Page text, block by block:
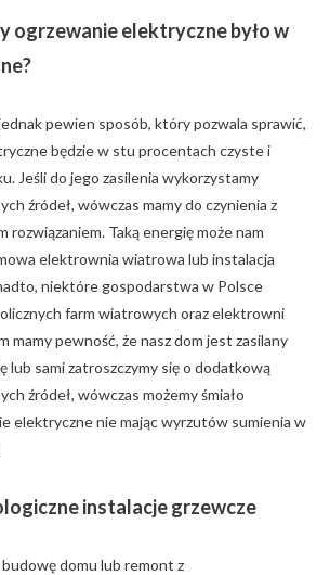
ogrzewanie elektryczne było w
pewien sposób, który pozwala sprawić,
będzie w stu procentach czyste i
Jeśli do jego zasilenia wykorzystamy
źródeł, wówczas mamy do czynienia z
rozwiązaniem. Taką energię może nam
elektrownia wiatrowa lub instalacja
niektóre gospodarstwa w Polsce
farm wiatrowych oraz elektrowni
mamy pewność, że nasz dom jest zasilany
lub sami zatroszczymy się o dodatkową
źródeł, wówczas możemy śmiało
elektryczne nie mając wyrzutów sumienia w
instalacje grzewcze
domu lub remont z